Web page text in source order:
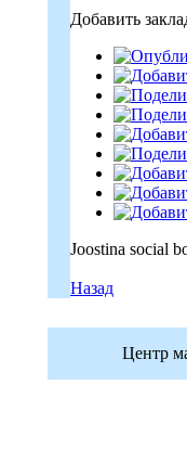
Добавить
Joostina social
Назад
Центр